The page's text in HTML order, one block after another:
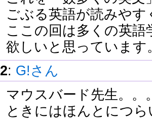
ごぶる英語が読みや
ここの回は多くの英語
欲しいと思っています
2: G!さん
マウスバード先生。
ときにはほんとにつ